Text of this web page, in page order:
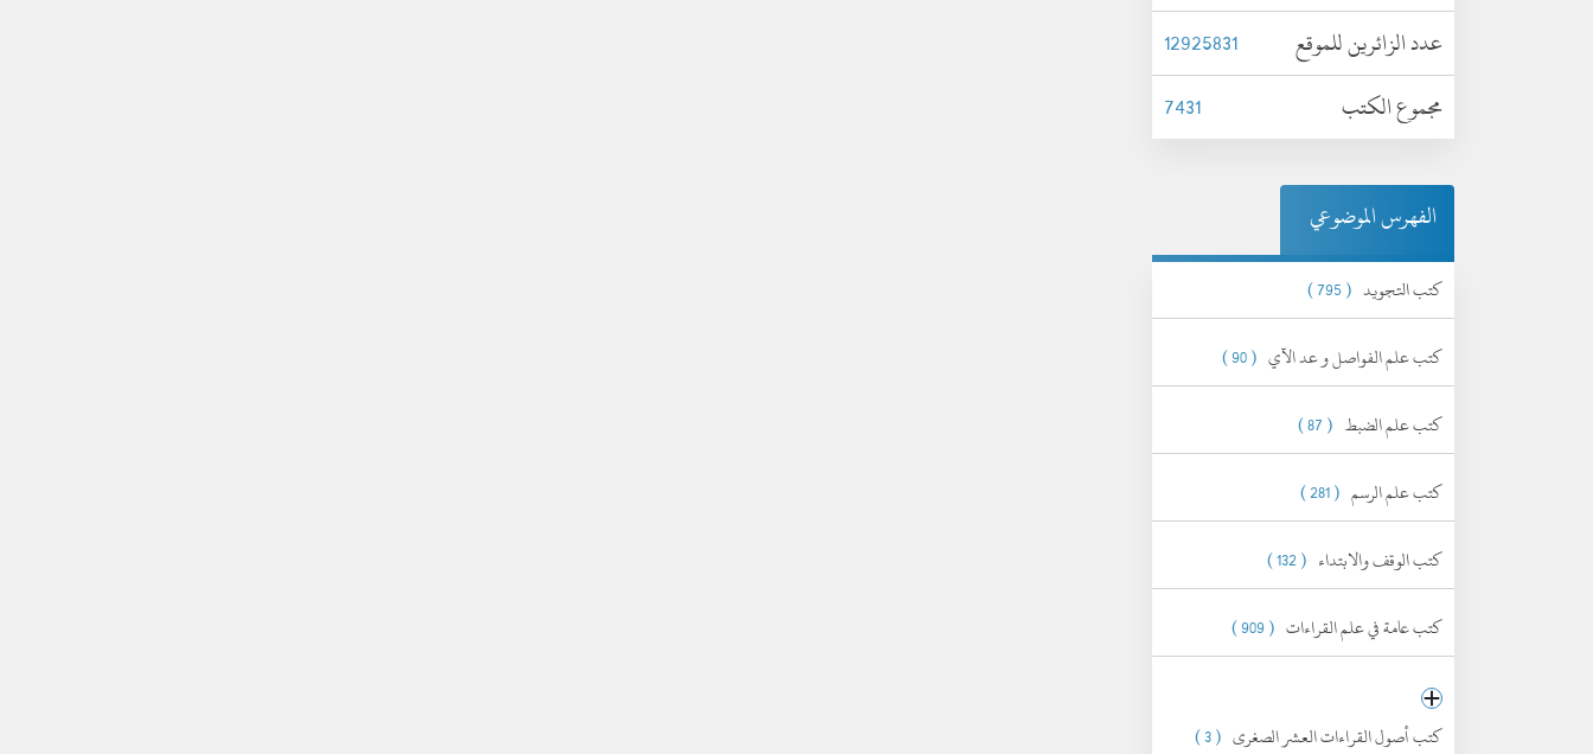
عدد الزائرين للموقع
12925831
مجموع الكتب
7431
الفهرس الموضوعي
كتب التجويد ( 795 )
كتب علم الفواصل و عد الآي ( 90 )
كتب علم الضبط ( 87 )
كتب علم الرسم ( 281 )
كتب الوقف والابتداء ( 132 )
كتب عامة في علم القراءات ( 909 )
كتب أصول القراءات العشر الصغرى ( 3 )